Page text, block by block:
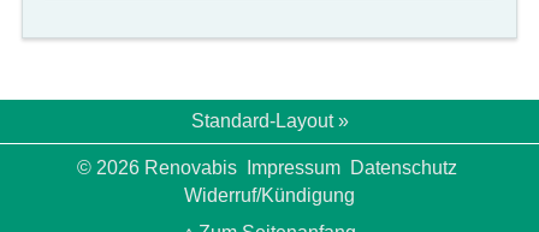
Standard-Layout »
© 2026 Renovabis Impressum Datenschutz
Widerruf/Kündigung